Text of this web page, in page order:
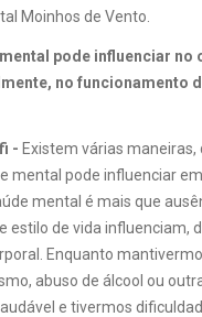
Moinhos de Vento.
pode influenciar no
no funcionamento
- Existem várias
mental pode influenciar
mental é mais que
estilo de vida influenciam,
Enquanto
abuso de álcool ou
e tivermos